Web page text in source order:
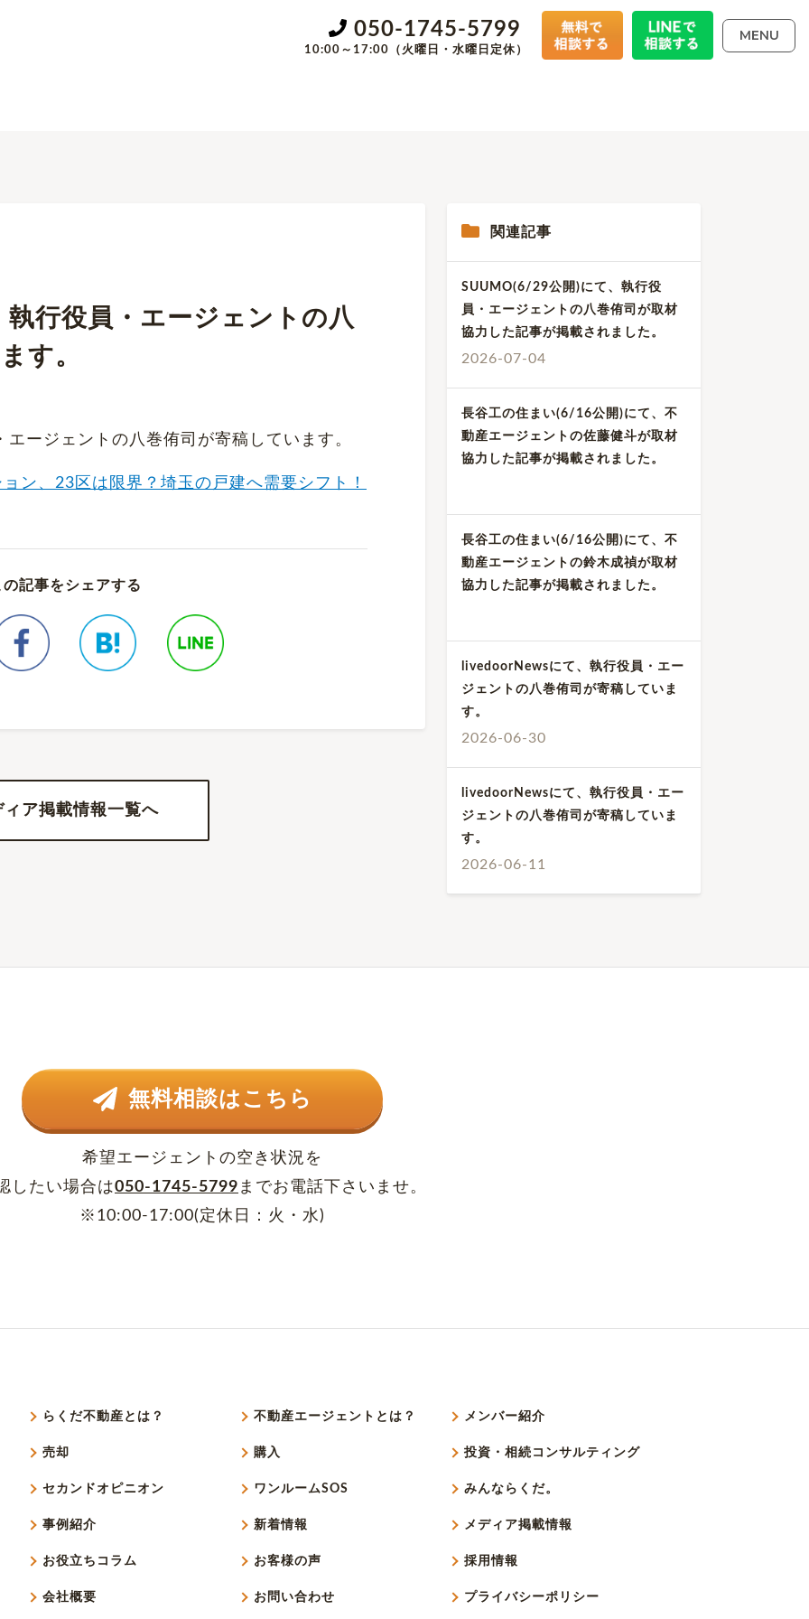
050-1745-5799
10:00～17:00（火曜日・水曜日定休）
MENU
行役員・エージェントの八
す。
ージェントの八巻侑司が寄稿しています。
ン、23区は限界？埼玉の戸建へ需要シフト！
の記事をシェアする
ィア掲載情報一覧へ
関連記事
SUUMO(6/29公開)にて、執行役
員・エージェントの八巻侑司が取材
協力した記事が掲載されました。
2026-07-04
長谷工の住まい(6/16公開)にて、不
動産エージェントの佐藤健斗が取材
協力した記事が掲載されました。
長谷工の住まい(6/16公開)にて、不
動産エージェントの鈴木成禎が取材
協力した記事が掲載されました。
livedoorNewsにて、執行役員・エー
ジェントの八巻侑司が寄稿していま
す。
2026-06-30
livedoorNewsにて、執行役員・エー
ジェントの八巻侑司が寄稿していま
す。
2026-06-11
無料相談はこちら
希望エージェントの空き状況を
したい場合は050-1745-5799 までお電話下さいませ。
※10:00-17:00(定休日：火・水)
らくだ不動産とは？ 不動産エージェントとは？ メンバー紹介
売却 購入 投資・相続コンサルティング
セカンドオピニオン ワンルームSOS みんならくだ。
事例紹介 新着情報 メディア掲載情報
お役立ちコラム お客様の声 採用情報
会社概要 お問い合わせ プライバシーポリシー